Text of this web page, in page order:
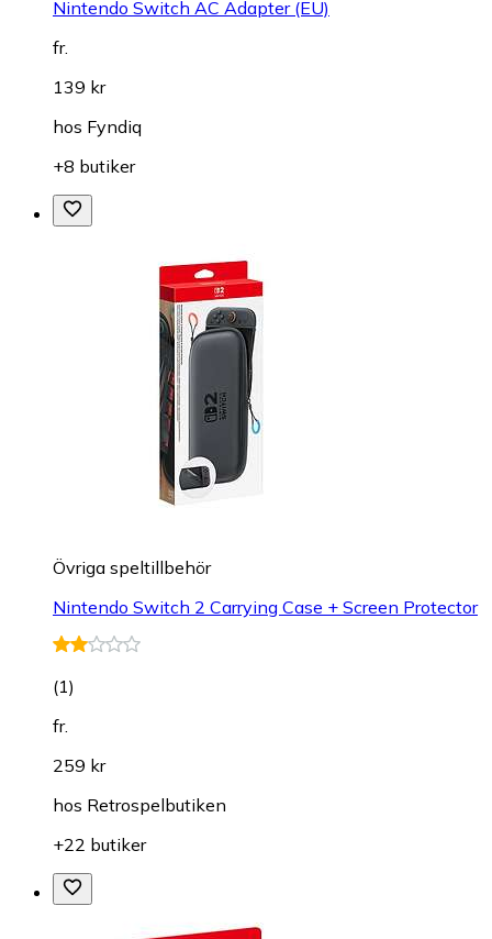
Nintendo Switch AC Adapter (EU)
fr.
139 kr
hos Fyndiq
+8 butiker
Övriga speltillbehör
Nintendo Switch 2 Carrying Case + Screen Protector
(1)
fr.
259 kr
hos Retrospelbutiken
+22 butiker